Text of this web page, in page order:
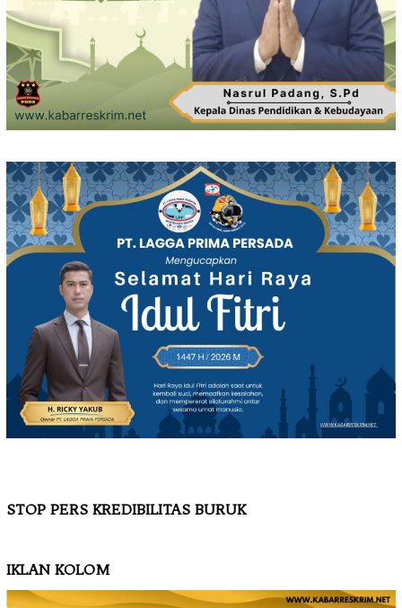
STOP PERS KREDIBILITAS BURUK
IKLAN KOLOM